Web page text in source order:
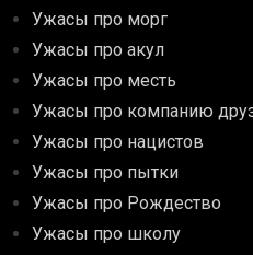
Ужасы про морг
Ужасы про акул
Ужасы про месть
Ужасы про компанию
Ужасы про нацистов
Ужасы про пытки
Ужасы про Рождество
Ужасы про школу